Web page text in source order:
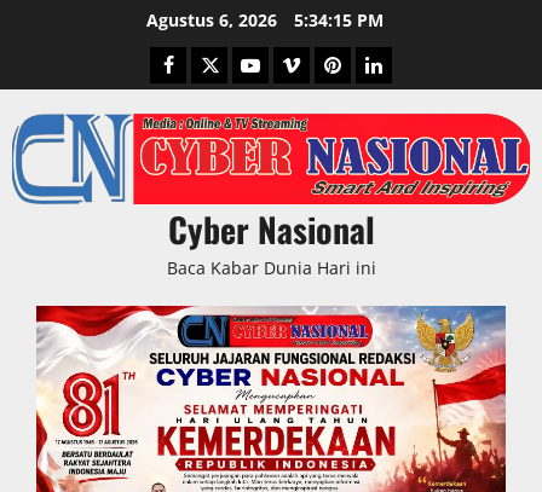
Agustus 6, 2026 5:34:17 PM
Facebook
TwitterYoutubeVimeoPinterestLinkedIn
Cyber Nasional
Baca Kabar Dunia Hari ini